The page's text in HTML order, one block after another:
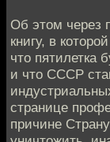
Об этом через
книгу, в
что пятилетка
и что СССР
странице
причине